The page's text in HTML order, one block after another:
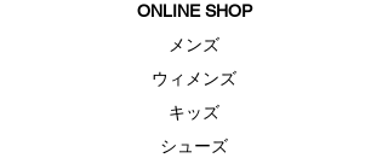
ONLINE SHOP
メンズ
ウィメンズ
キッズ
シューズ